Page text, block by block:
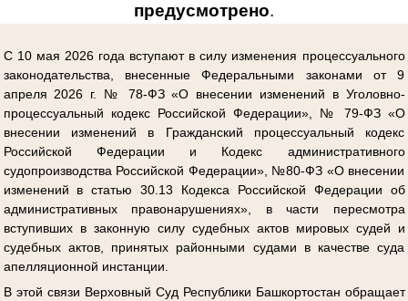
предусмотрено.
С 10 мая 2026 года вступают в силу изменения процессуального
законодательства, внесенные Федеральными законами от 9
апреля 2026 г. № 78-ФЗ «О внесении изменений в Уголовно-
процессуальный кодекс Российской Федерации», № 79-ФЗ «О
внесении изменений в Гражданский процессуальный кодекс
Российской Федерации и Кодекс административного
судопроизводства Российской Федерации», №80-ФЗ «О внесении
изменений в статью 30.13 Кодекса Российской Федерации об
административных правонарушениях», в части пересмотра
вступивших в законную силу судебных актов мировых судей и
судебных актов, принятых районными судами в качестве суда
апелляционной инстанции.
В этой связи Верховный Суд Республики Башкортостан обращает